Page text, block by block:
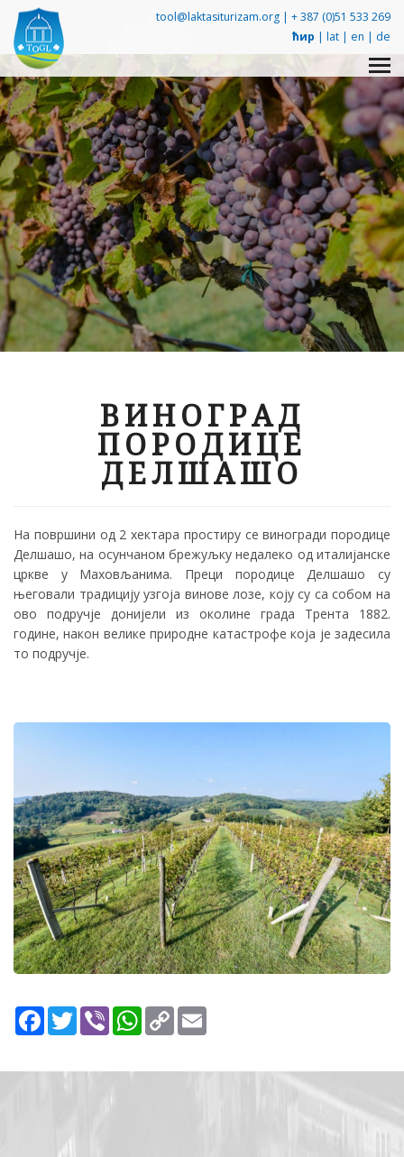
tool@laktasiturizam.org | + 387 (0)51 533 269
ћир | lat | en | de
ВИНОГРАД
ПОРОДИЦЕ
ДЕЛШАШО
На површини од 2 хектара простиру се виногради породице
Делшашо, на осунчаном брежуљку недалеко од италијанске
цркве у Маховљанима. Преци породице Делшашо су
његовали традицију узгоја винове лозе, коју су са собом на
ово подручје донијели из околине града Трента 1882.
године, након велике природне катастрофе која је задесила
то подручје.
Facebook
TwitterViber WhatsApp
Copy
Link